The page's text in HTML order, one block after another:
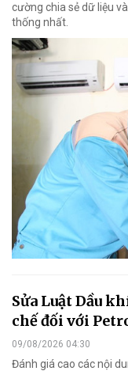
cường chia sẻ dữ liệu
thống nhất.
Sửa Luật Dầu
chế đối với
09/08/2026 04:30
Đánh giá cao các nội